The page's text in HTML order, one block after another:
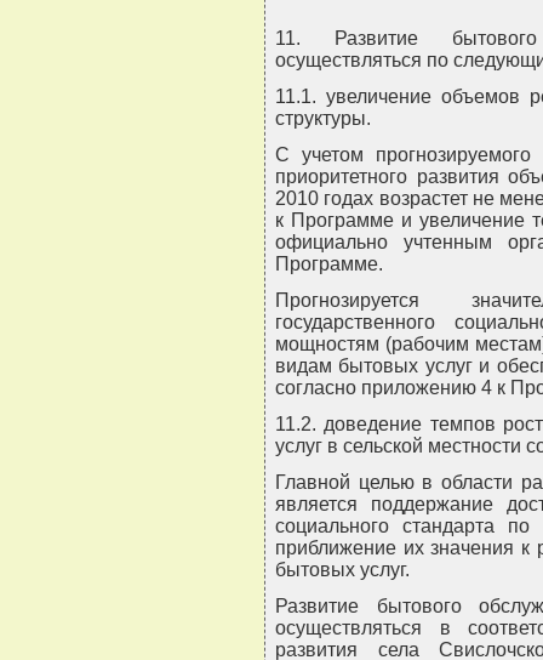
11. Развитие
осуществляться по
11.1. увеличение объемов
структуры.
С учетом
приоритетного развития
2010 годах возрастет не
к Программе и увеличение
официально учтенным
Программе.
Прогнозируется
государственного
мощностям (рабочим
видам бытовых услуг и
согласно приложению 4 к
11.2. доведение темпов
услуг в сельской местности
Главной целью в области
является поддержание
социального стандарта
приближение их значения
бытовых услуг.
Развитие бытового
осуществляться в
развития села